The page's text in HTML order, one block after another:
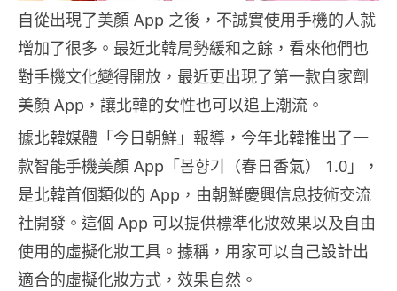
自從出現了美顏 App 之後，不誠實使用手機的人就
增加了很多。最近北韓局勢緩和之餘，看來他們也
對手機文化變得開放，最近更出現了第一款自家劑
美顏 App，讓北韓的女性也可以追上潮流。
據北韓媒體「今日朝鮮」報導，今年北韓推出了一
款智能手機美顏 App「봄향기（春日香氣） 1.0」，
是北韓首個類似的 App，由朝鮮慶興信息技術交流
社開發。這個 App 可以提供標準化妝效果以及自由
使用的虛擬化妝工具。據稱，用家可以自己設計出
適合的虛擬化妝方式，效果自然。